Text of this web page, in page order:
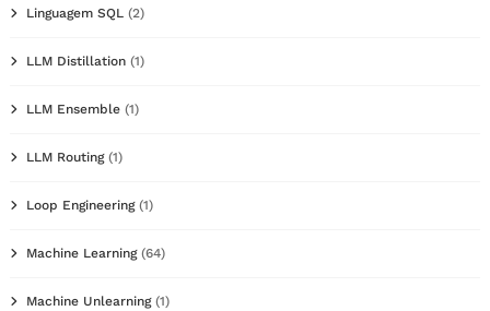
Linguagem SQL (2)
LLM Distillation (1)
LLM Ensemble (1)
LLM Routing(1)
Loop Engineering(1)
Machine Learning(64)
Machine Unlearning(1)